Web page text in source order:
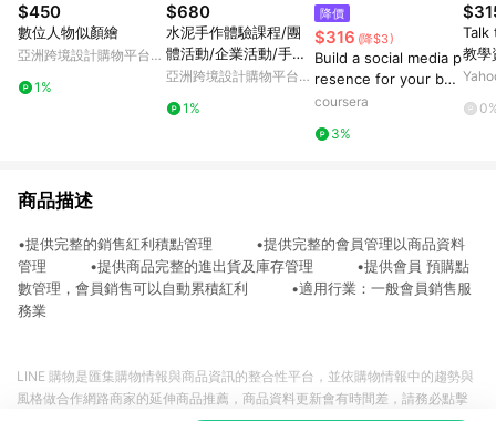
$450
數位人物似顏繪
亞洲跨境設計購物平台
1%
$680
水泥手作體驗課程/團
體活動/企業活動/手作
課程/Team Building
亞洲跨境設計購物平台
1%
降價
$316 (降$3)
Build a social media p
resence for your bus
iness using Canva
coursera
3%
Talk
教學
商品描述
•提供完整的銷售紅利積點管理 •提供完整的會員管理以商品資料
管理 •提供商品完整的進出貨及庫存管理 •提供會員 預購點
數管理，會員銷售可以自動累積紅利 •適用行業：一般會員銷售服
務業
LINE 購物是匯集購物情報與商品資訊的整合性平台，並依購物情報中的趨勢與
風格做合作網路商家的延伸商品推薦，商品資料更新會有時間差，請務必點擊